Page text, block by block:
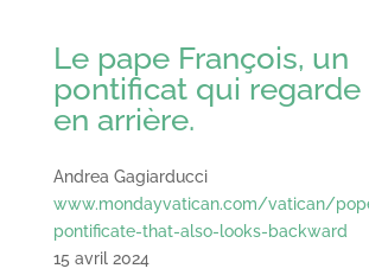
Le pape François, un
pontificat qui regarde
en arrière.
Andrea Gagiarducci
www.mondayvatican.com/vatican/
pontificate-that-also-looks-backward
15 avril 2024